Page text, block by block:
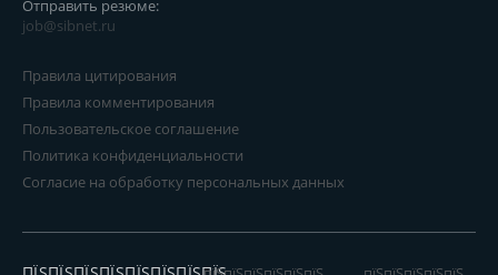
Отправить резюме:
job@sibnet.ru
Правила цитирования
Правила комментирования
Пользовательское соглашение
Политика конфиденциальности
Согласие на обработку персональных данных